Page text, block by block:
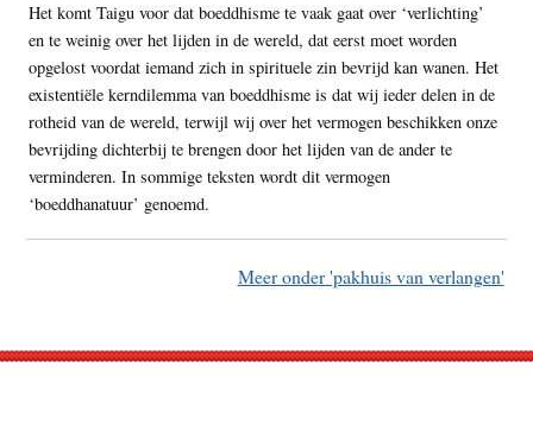
Het komt Taigu voor dat boeddhisme te vaak gaat over ‘verlichting’
en te weinig over het lijden in de wereld, dat eerst moet worden
opgelost voordat iemand zich in spirituele zin bevrijd kan wanen. Het
existentiële kerndilemma van boeddhisme is dat wij ieder delen in de
rotheid van de wereld, terwijl wij over het vermogen beschikken onze
bevrijding dichterbij te brengen door het lijden van de ander te
verminderen. In sommige teksten wordt dit vermogen
‘boeddhanatuur’ genoemd.
Meer onder 'pakhuis van verlangen'